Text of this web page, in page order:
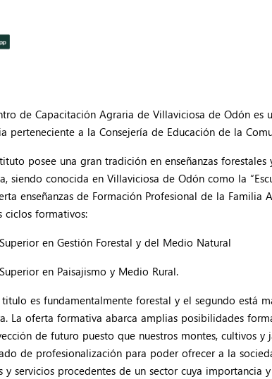
de Capacitación Agraria de Villaviciosa de Odón es
perteneciente a la Consejería de Educación de la
posee una gran tradición en enseñanzas
siendo conocida en Villaviciosa de Odón como la
enseñanzas de Formación Profesional de la Familia
ciclos formativos:
en Gestión Forestal y del Medio Natural
en Paisajismo y Medio Rural.
es fundamentalmente forestal y el segundo está
La oferta formativa abarca amplias posibilidades
de futuro puesto que nuestros montes, cultivos y
de profesionalización para poder ofrecer a la
y servicios procedentes de un sector cuya importancia